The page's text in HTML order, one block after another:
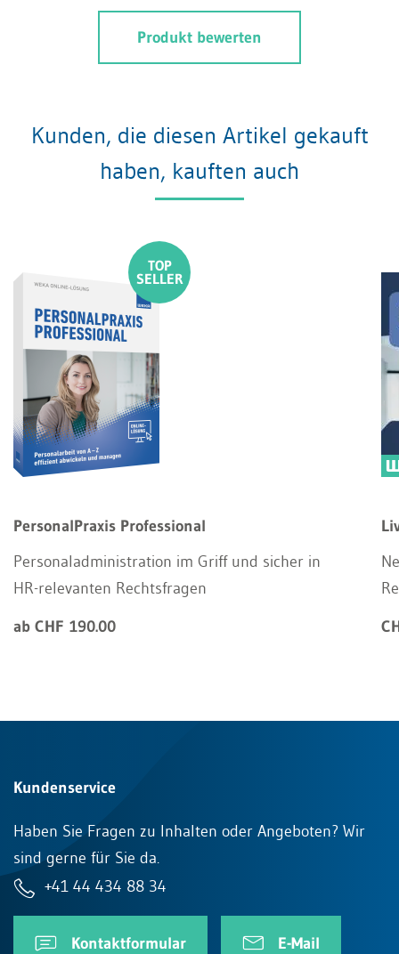
Produkt bewerten
Kunden, die diesen Artikel gekauft
haben, kauften auch
PersonalPraxis Professional
Personaladministration im Griff und sicher in
HR-relevanten Rechtsfragen
ab CHF 190.00
Kundenservice
Haben Sie Fragen zu Inhalten oder Angeboten? Wir
sind gerne für Sie da.
+41 44 434 88 34
Kontaktformular E-Mail